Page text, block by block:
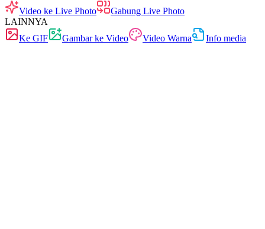
Video ke Live Photo
Gabung Live Photo
LAINNYA
Ke GIF
Gambar ke Video Video Warna
Info media